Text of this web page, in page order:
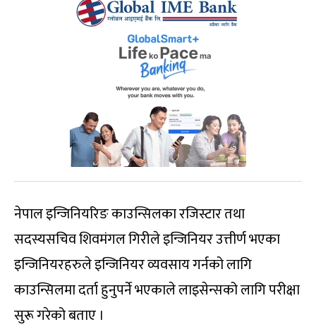
नेपाल इन्जिनियरिङ काउन्सिलका रजिस्टार तथा
सदस्यसचिव शिवमंगल गिरीले इन्जिनियर उत्तीर्ण भएका
इन्जिनियरहरुले इन्जिनियर व्यवसाय गर्नको लागि
काउन्सिलमा दर्ता हुनुपर्ने भएकाले लाइसेन्सको लागि परीक्षा
सुरू गरेको बताए ।